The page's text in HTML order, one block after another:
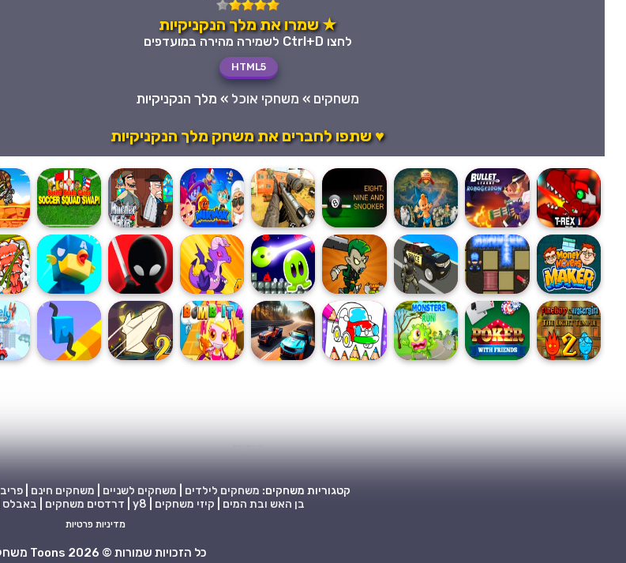
★ שמרו את מלך הנקניקיות
לחצו Ctrl+D לשמירה מהירה במועדפים
HTML5
משחקים » משחקי אוכל » מלך הנקניקיות
♥ שתפו לחברים את משחק מלך הנקניקיות
קטגוריות משחקים: משחקים לילדים משחקים לשניים משחקים חינם |פריב
בן האש ובת המים
קיזי משחקים y8 דרדסים משחקים באבלס
מדיניות פרטיות
כל הזכויות שמורות © 2026 Toons משחקים